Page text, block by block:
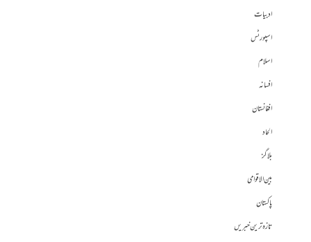
ادبیات
اسپورٹس
اسلام
افسانہ
افغانستان
الحاد
بلاگز
بین الاقوامی
پاکستان
تازہ ترین خبریں